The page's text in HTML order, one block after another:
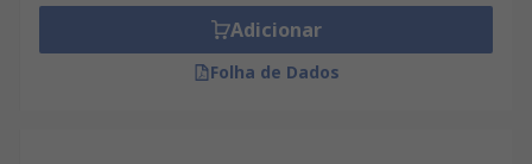
Adicionar
Folha de Dados